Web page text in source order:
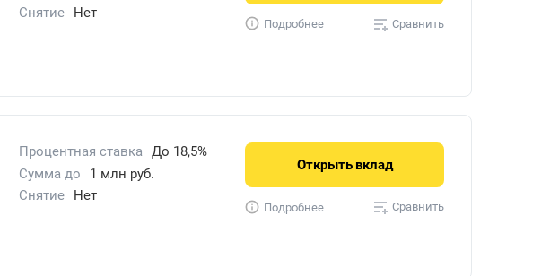
Снятие Нет
Подробнее Сравнить
Процентная ставка До 18,5%
Сумма до
1 млн руб.
Снятие Нет
Открыть вклад
Подробнее Сравнить